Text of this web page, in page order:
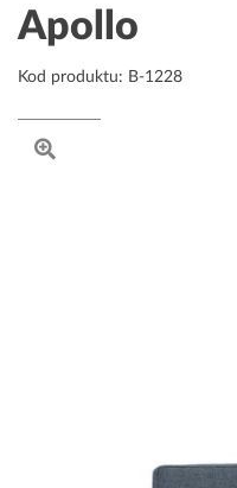
Kontakt
Sklep
Apollo
Kod produktu: B-1228